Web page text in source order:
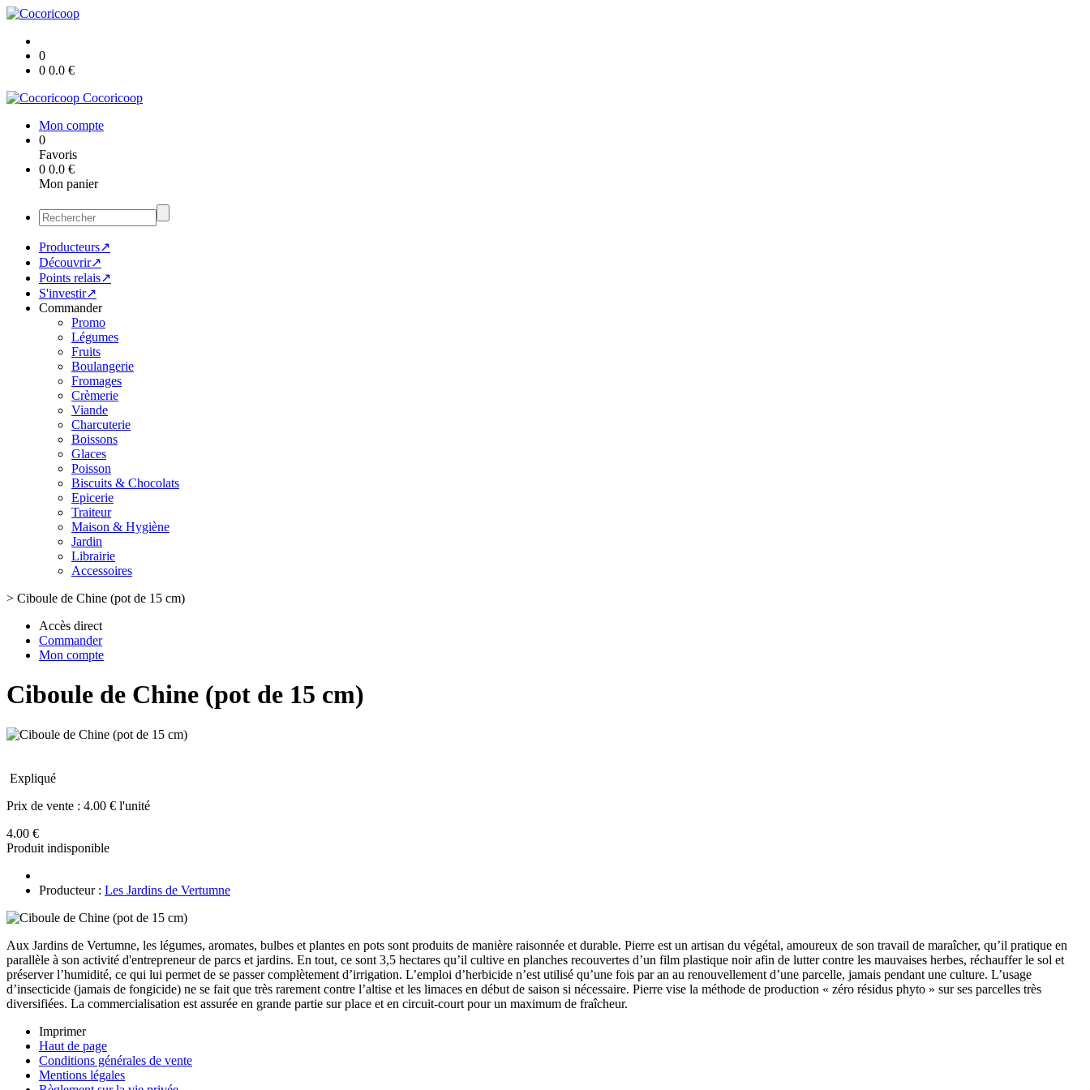
0
0 0.0 €
Cocoricoop
Mon compte
0
Favoris
0 0.0 €
Mon panier
Producteurs↗
Découvrir↗
Points relais↗
S'investir↗
Commander
Promo
Légumes
Fruits
Boulangerie
Fromages
Crèmerie
Viande
Charcuterie
Boissons
Glaces
Poisson
Biscuits & Chocolats
Epicerie
Traiteur
Maison & Hygiène
Jardin
Librairie
Accessoires
> Ciboule de Chine (pot de 15 cm)
Accès direct
Commander
Mon compte
Ciboule de Chine (pot de 15 cm)
Expliqué
Prix de vente : 4.00 € l'unité
4.00 €
Produit indisponible
Producteur : Les Jardins de Vertumne
Aux Jardins de Vertumne, les légumes, aromates, bulbes et plantes en pots sont produits de manière raisonnée et durable. Pierre est un artisan du végétal, amoureux de son travail de maraîcher, qu’il pratique en
parallèle à son activité d'entrepreneur de parcs et jardins. En tout, ce sont 3,5 hectares qu’il cultive en planches recouvertes d’un film plastique noir afin de lutter contre les mauvaises herbes, réchauffer le sol et
préserver l’humidité, ce qui lui permet de se passer complètement d’irrigation. L’emploi d’herbicide n’est utilisé qu’une fois par an au renouvellement d’une parcelle, jamais pendant une culture. L’usage
d’insecticide (jamais de fongicide) ne se fait que très rarement contre l’altise et les limaces en début de saison si nécessaire. Pierre vise la méthode de production « zéro résidus phyto » sur ses parcelles très
diversifiées. La commercialisation est assurée en grande partie sur place et en circuit-court pour un maximum de fraîcheur.
Imprimer
Haut de page
Conditions générales de vente
Mentions légales